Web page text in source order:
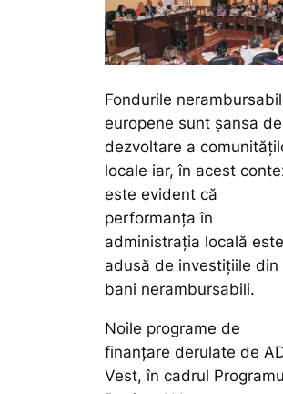
Fondurile
europene sunt șansa de
dezvoltare a
locale iar, în acest
este evident că
performanța în
administrația locală este
adusă de investițiile din
bani nerambursabili.
Noile programe de
finanțare derulate de
Vest, în cadrul